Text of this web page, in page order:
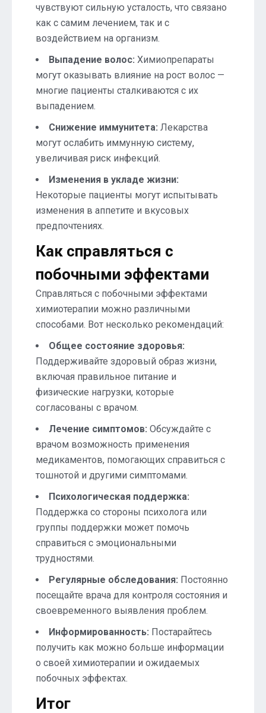
чувствуют сильную усталость, что связано
как с самим лечением, так и с
воздействием на организм.
Выпадение волос: Химиопрепараты
могут оказывать влияние на рост волос —
многие пациенты сталкиваются с их
выпадением.
Снижение иммунитета: Лекарства
могут ослабить иммунную систему,
увеличивая риск инфекций.
Изменения в укладе жизни:
Некоторые пациенты могут испытывать
изменения в аппетите и вкусовых
предпочтениях.
Как справляться с
побочными эффектами
Справляться с побочными эффектами
химиотерапии можно различными
способами. Вот несколько рекомендаций:
Общее состояние здоровья:
Поддерживайте здоровый образ жизни,
включая правильное питание и
физические нагрузки, которые
согласованы с врачом.
Лечение симптомов: Обсуждайте с
врачом возможность применения
медикаментов, помогающих справиться с
тошнотой и другими симптомами.
Психологическая поддержка:
Поддержка со стороны психолога или
группы поддержки может помочь
справиться с эмоциональными
трудностями.
Регулярные обследования: Постоянно
посещайте врача для контроля состояния и
своевременного выявления проблем.
Информированность: Постарайтесь
получить как можно больше информации
о своей химиотерапии и ожидаемых
побочных эффектах.
Итог